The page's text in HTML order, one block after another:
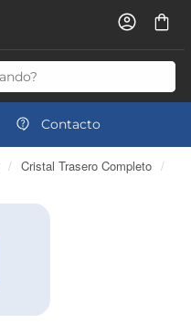
Contacto
/ Cristal Trasero Completo /